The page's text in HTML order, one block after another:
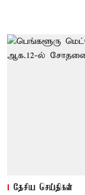
தேசிய செய்திகள்